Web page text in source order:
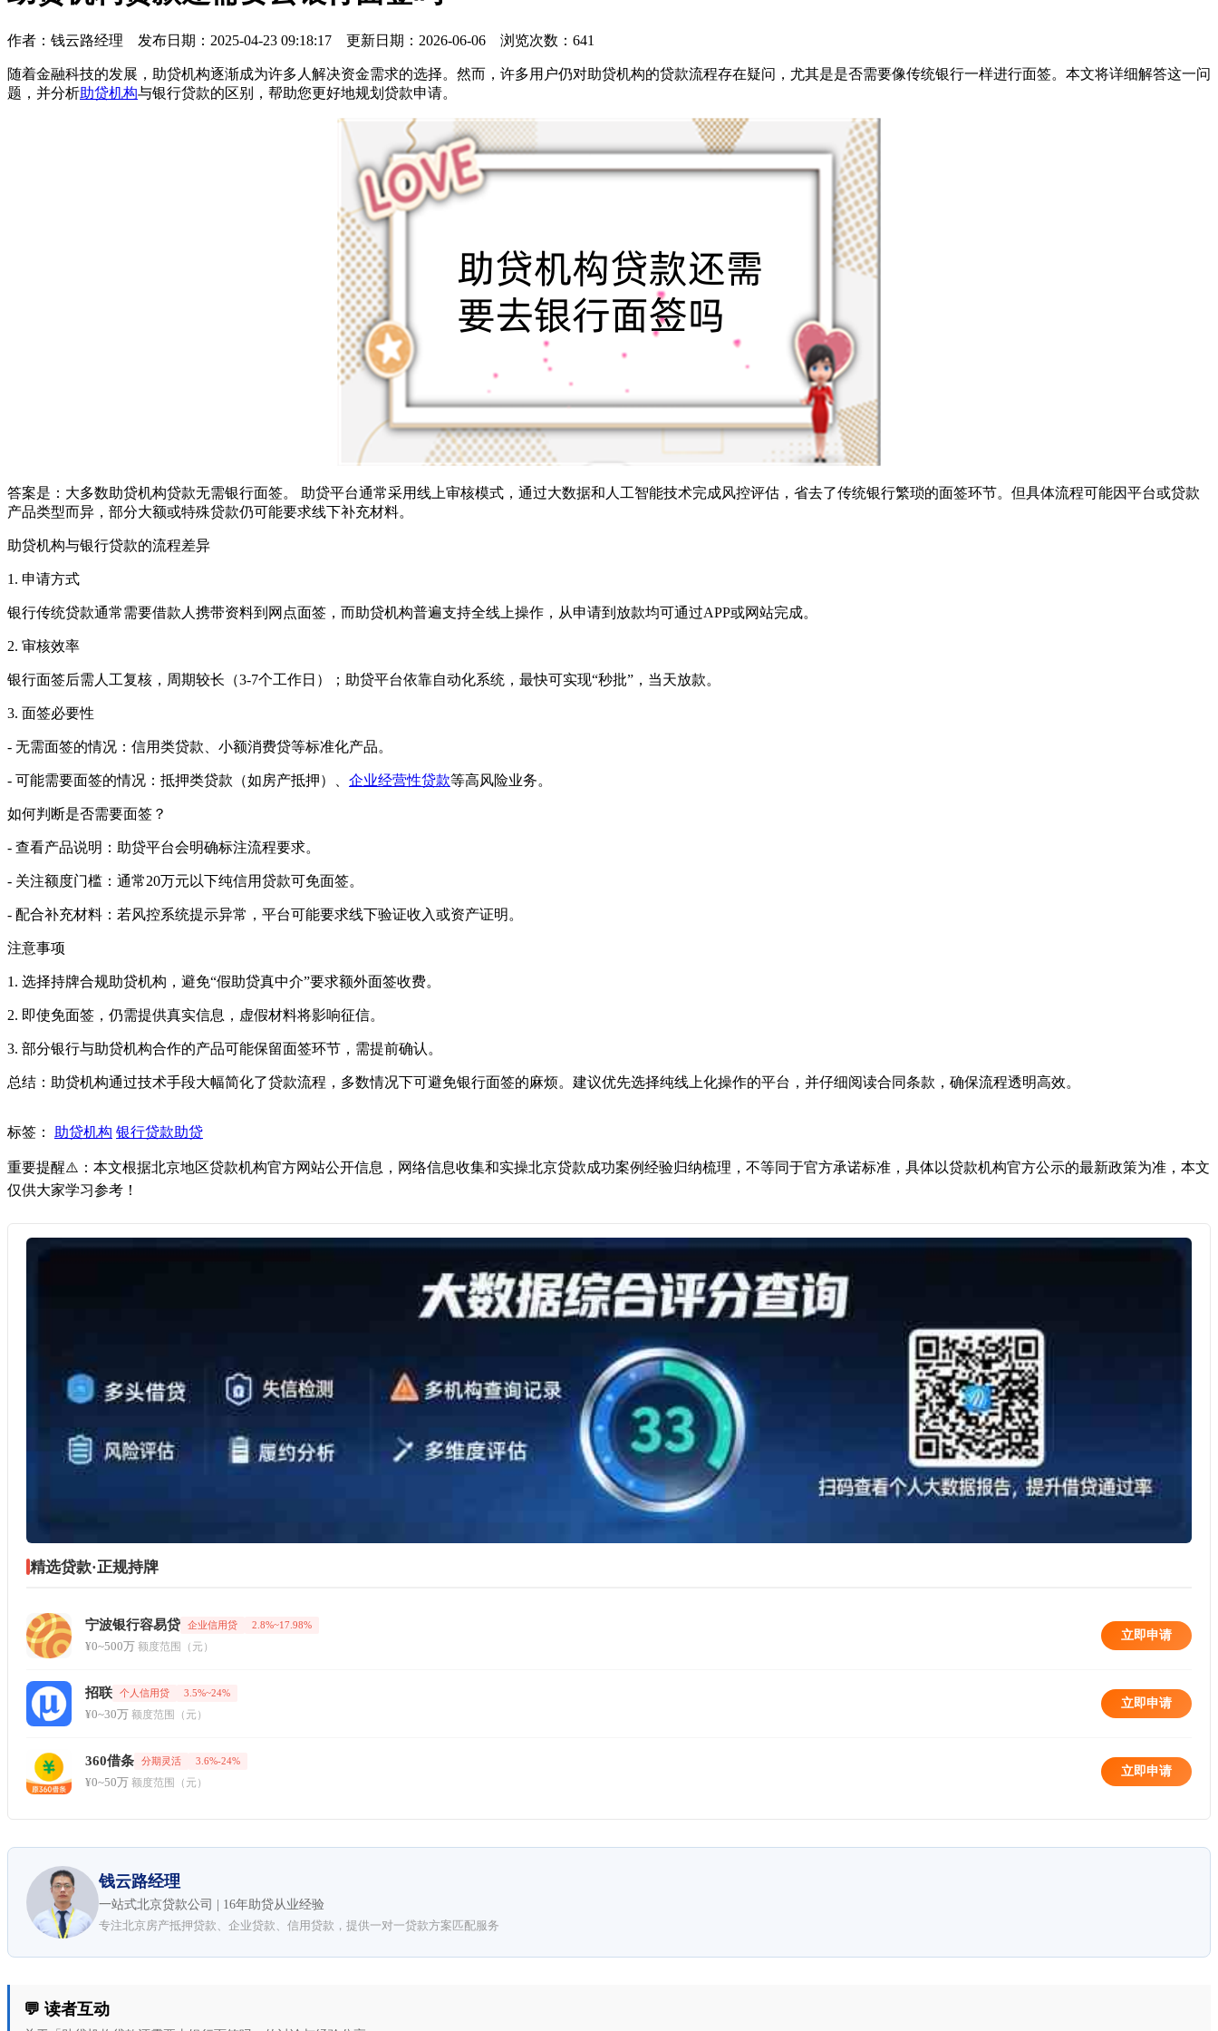
作者： 钱云路经理 发布日期：2025-04-23 09:18:17 更新日期：2026-06-06 浏览次数：641
随着金融科技的发展，助贷机构逐渐成为许多人解决资金需求的选择。然而，许多用户仍对助贷机构的贷款流程存在疑问，尤其是是否需要像传统银行一样进行面签。本文将详细解答这一问
题，并分析助贷机构与银行贷款的区别，帮助您更好地规划贷款申请。
答案是：大多数助贷机构贷款无需银行面签。 助贷平台通常采用线上审核模式，通过大数据和人工智能技术完成风控评估，省去了传统银行繁琐的面签环节。但具体流程可能因平台或贷款
产品类型而异，部分大额或特殊贷款仍可能要求线下补充材料。
助贷机构与银行贷款的流程差异
1. 申请方式
银行传统贷款通常需要借款人携带资料到网点面签，而助贷机构普遍支持全线上操作，从申请到放款均可通过APP或网站完成。
2. 审核效率
银行面签后需人工复核，周期较长（3-7个工作日）；助贷平台依靠自动化系统，最快可实现“秒批”，当天放款。
3. 面签必要性
- 无需面签的情况：信用类贷款、小额消费贷等标准化产品。
- 可能需要面签的情况：抵押类贷款（如房产抵押）、 企业经营性贷款等高风险业务。
如何判断是否需要面签？
- 查看产品说明：助贷平台会明确标注流程要求。
- 关注额度门槛：通常20万元以下纯信用贷款可免面签。
- 配合补充材料：若风控系统提示异常，平台可能要求线下验证收入或资产证明。
注意事项
1. 选择持牌合规助贷机构，避免“假助贷真中介”要求额外面签收费。
2. 即使免面签，仍需提供真实信息，虚假材料将影响征信。
3. 部分银行与助贷机构合作的产品可能保留面签环节，需提前确认。
总结：助贷机构通过技术手段大幅简化了贷款流程，多数情况下可避免银行面签的麻烦。建议优先选择纯线上化操作的平台，并仔细阅读合同条款，确保流程透明高效。
标签： 助贷机构 银行贷款助贷
重要提醒⚠️：本文根据北京地区贷款机构官方网站公开信息，网络信息收集和实操北京贷款成功案例经验归纳梳理，不等同于官方承诺标准，具体以贷款机构官方公示的最新政策为准，本文
仅供大家学习参考！
精选贷款·正规持牌
宁波银行容易贷 企业信用贷 2.8%~17.98%
¥0~500万 额度范围（元）
立即申请
招联 个人信用贷 3.5%~24%
¥0~30万 额度范围（元）
立即申请
360借条 分期灵活 3.6%-24%
¥0~50万 额度范围（元）
立即申请
钱云路经理
一站式北京贷款公司 | 16年助贷从业经验
专注北京房产抵押贷款、企业贷款、信用贷款，提供一对一贷款方案匹配服务
💬 读者互动